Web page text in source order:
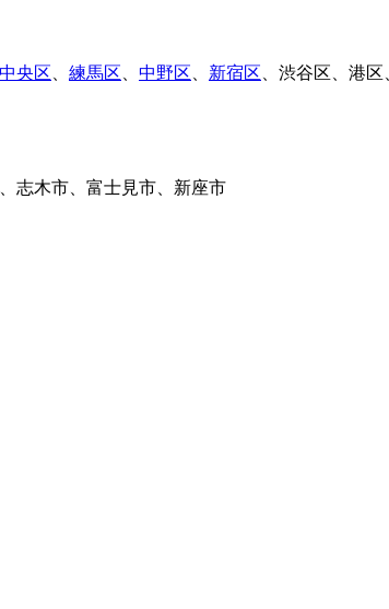
中央区 練馬区 中野区 新宿区 渋谷区 港区
志木市 富士見市 新座市